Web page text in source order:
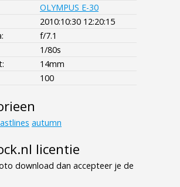
OLYMPUS E-30
2010:10:30 12:20:15
f/7.1
1/80s
14mm
100
autumn
licentie
download dan accepteer je de